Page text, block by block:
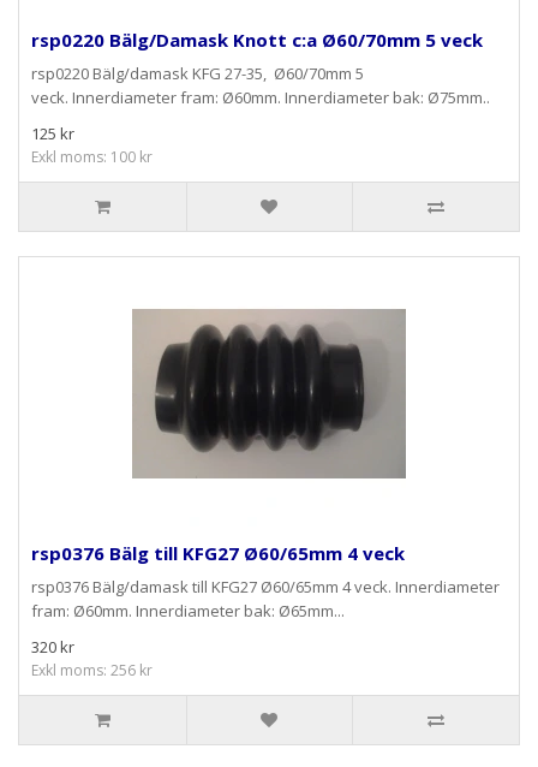
rsp0220 Bälg/Damask Knott c:a Ø60/70mm 5 veck
rsp0220 Bälg/damask KFG 27-35, Ø60/70mm 5
veck. Innerdiameter fram: Ø60mm. Innerdiameter bak: Ø75mm..
125 kr
Exkl moms: 100 kr
rsp0376 Bälg till KFG27 Ø60/65mm 4 veck
rsp0376 Bälg/damask till KFG27 Ø60/65mm 4 veck. Innerdiameter
fram: Ø60mm. Innerdiameter bak: Ø65mm...
320 kr
Exkl moms: 256 kr